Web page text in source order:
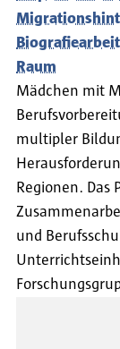
Raum
Mädchen mit
multipler
Regionen. Das
und